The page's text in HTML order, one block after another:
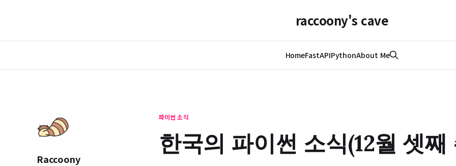
raccoony's cave
HomeFastAPIPythonAbout Me
파이썬 소식
한국의 파이썬 소식(12월 셋째
Raccoony